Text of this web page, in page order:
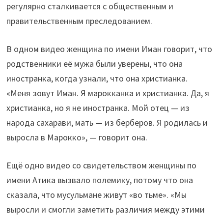
регулярно сталкивается с общественным и
правительственным преследованием.
В одном видео женщина по имени Иман говорит, что
родственники её мужа были уверены, что она
иностранка, когда узнали, что она христианка.
«Меня зовут Иман. Я марокканка и христианка. Да, я
христианка, но я не иностранка. Мой отец — из
народа сахарави, мать — из берберов. Я родилась и
выросла в Марокко», — говорит она.
Ещё одно видео со свидетельством женщины по
имени Атика вызвало полемику, потому что она
сказала, что мусульмане живут «во тьме». «Мы
выросли и смогли заметить различия между этими